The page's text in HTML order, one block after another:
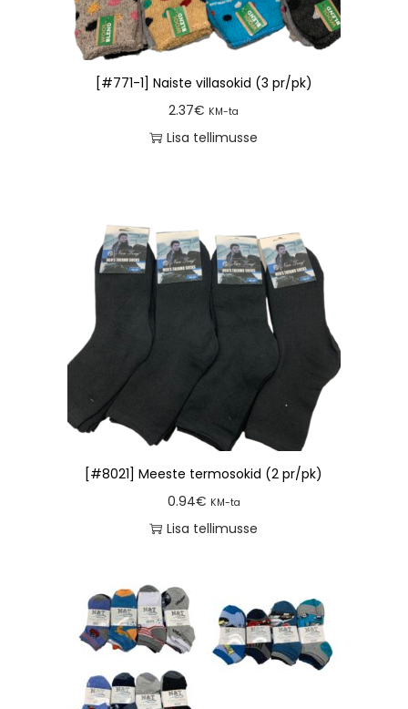
[#771-1] Naiste villasokid (3 pr/pk)
2.37€ KM-ta
Lisa tellimusse
[#8021] Meeste termosokid (2 pr/pk)
0.94€ KM-ta
Lisa tellimusse